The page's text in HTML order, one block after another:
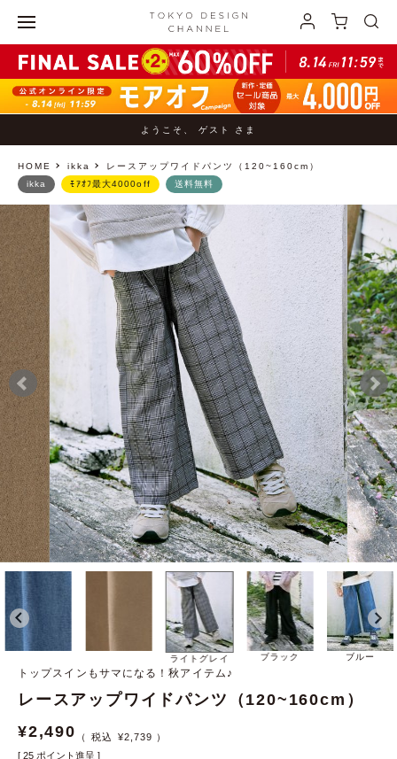
ようこそ、 ゲスト さま
HOME ikka レースアップワイドパンツ（120~160cm）
ライトグレイ ブラック ブルー
ikka ﾓｱｵﾌ最大4000off 送料無料
トップスインもサマになる！秋アイテム♪
レースアップワイドパンツ（120~160cm）
¥2,490 ¥2,739
[ 25 ポイント進呈 ]